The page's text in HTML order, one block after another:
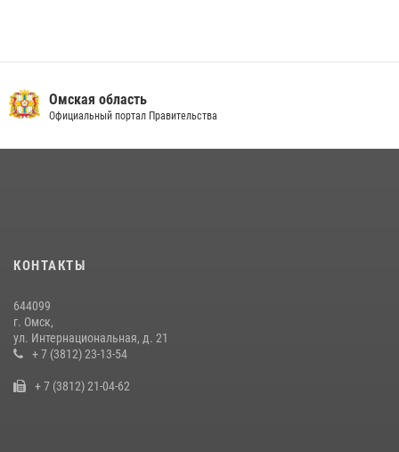
Росгвардия обеспечила безопасность уникального передвижного
музея «Поезд Победы» в Омске
области
Cотрудники ОМОН "Штурм" Росгвардии отработали навыки
пилотирования БПЛА в Омске
Омская область
Официальный портал Правительства
КОНТАКТЫ
644099
г. Омск,
ул. Интернациональная, д. 21
+ 7 (3812) 23-13-54
+ 7 (3812) 21-04-62